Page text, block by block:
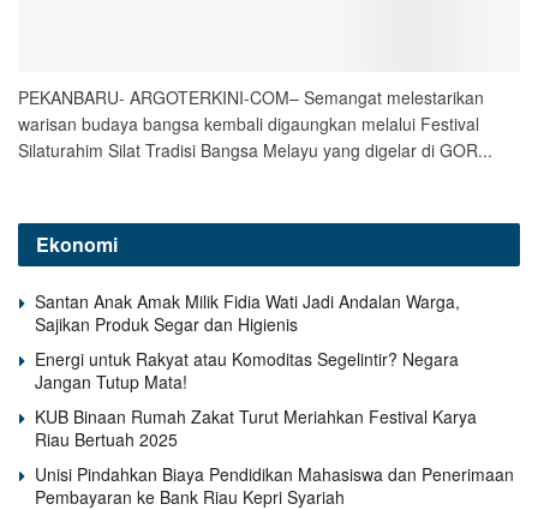
PEKANBARU- ARGOTERKINI-COM– Semangat melestarikan
warisan budaya bangsa kembali digaungkan melalui Festival
Silaturahim Silat Tradisi Bangsa Melayu yang digelar di GOR...
Ekonomi
Santan Anak Amak Milik Fidia Wati Jadi Andalan Warga,
Sajikan Produk Segar dan Higienis
Energi untuk Rakyat atau Komoditas Segelintir? Negara
Jangan Tutup Mata!
KUB Binaan Rumah Zakat Turut Meriahkan Festival Karya
Riau Bertuah 2025
Unisi Pindahkan Biaya Pendidikan Mahasiswa dan Penerimaan
Pembayaran ke Bank Riau Kepri Syariah